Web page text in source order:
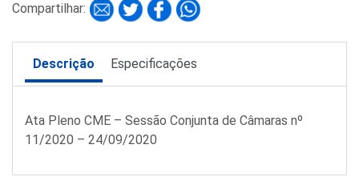
Compartilhar:
Descrição Especificações
Ata Pleno CME – Sessão Conjunta de Câmaras nº
11/2020 – 24/09/2020